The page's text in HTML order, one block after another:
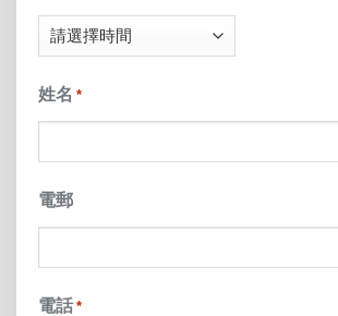
DD
YYYY
姓名 *
電郵
電話 *